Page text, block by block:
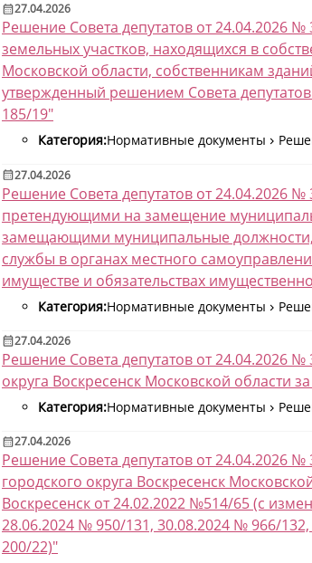
27.04.2026
Решение Совета депутатов от 24.04.2026
земельных участков, находящихся в
Московской области, собственникам
утвержденный решением Совета
185/19"
Категория:Нормативные документы
27.04.2026
Решение Совета депутатов от 24.04.2026
претендующими на замещение
замещающими муниципальные
службы в органах местного
имуществе и обязательствах
Категория:Нормативные документы
27.04.2026
Решение Совета депутатов от 24.04.2026
округа Воскресенск Московской области
Категория:Нормативные документы
27.04.2026
Решение Совета депутатов от 24.04.2026
городского округа Воскресенск
Воскресенск от 24.02.2022 №514/65 (с
28.06.2024 № 950/131, 30.08.2024 № 966/
200/22)"